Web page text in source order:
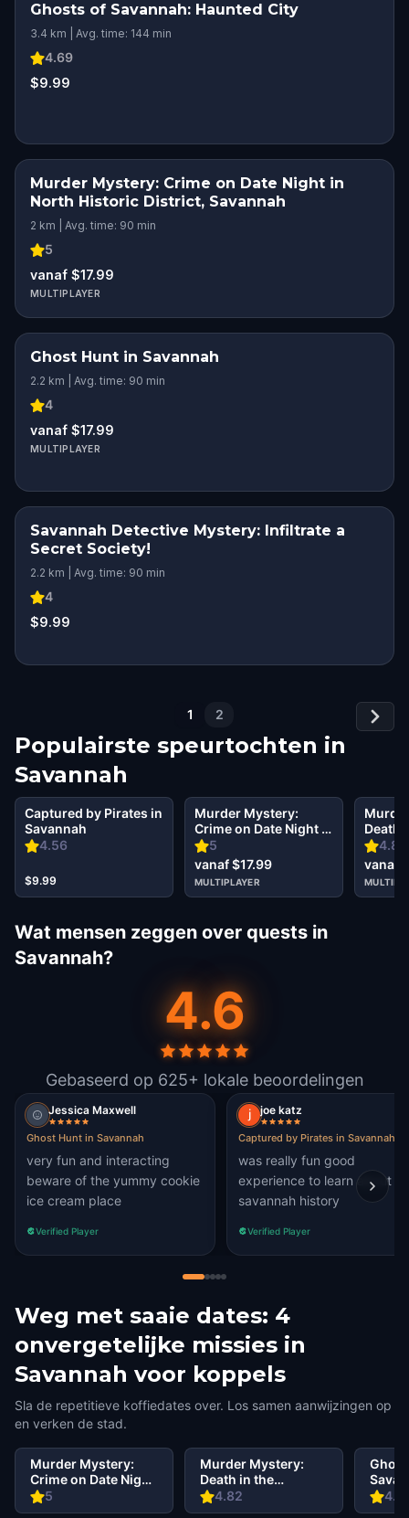
Ghosts of Savannah: Haunted City
3.4 km | Avg. time: 144 min
4.69
$9.99
Murder Mystery: Crime on Date Night in
North Historic District, Savannah
2 km | Avg. time: 90 min
5
vanaf $17.99
MULTIPLAYER
Ghost Hunt in Savannah
2.2 km | Avg. time: 90 min
4
vanaf $17.99
MULTIPLAYER
Savannah Detective Mystery: Infiltrate a
Secret Society!
2.2 km | Avg. time: 90 min
4
$9.99
1 2
Populairste speurtochten in
Savannah
4.56
Captured by Pirates in
Savannah
$9.99
5
Murder Mystery:
Crime on Date Night in
North Historic
District, Savannah
vanaf $17.99
MULTIPLAYER
4.82
Death
in
vanaf
Wat mensen zeggen over quests in
Savannah?
4.6
Gebaseerd op 625+ lokale beoordelingen
Jessica Maxwell
Ghost Hunt in Savannah
very fun and interacting
beware of the yummy cookie
ice cream place
Verified Player
joe katz
Captured by Pirates in Savannah
was really fun good
experience to learn about
savannah history
Verified Player
Weg met saaie dates: 4
onvergetelijke missies in
Savannah voor koppels
Sla de repetitieve koffiedates over. Los samen aanwijzingen op
en verken de stad.
5
Murder Mystery:
Crime on Date Night
in North Historic
District, Savannah
4.82
Murder Mystery:
Death in the
Shadows in
Savannah
City